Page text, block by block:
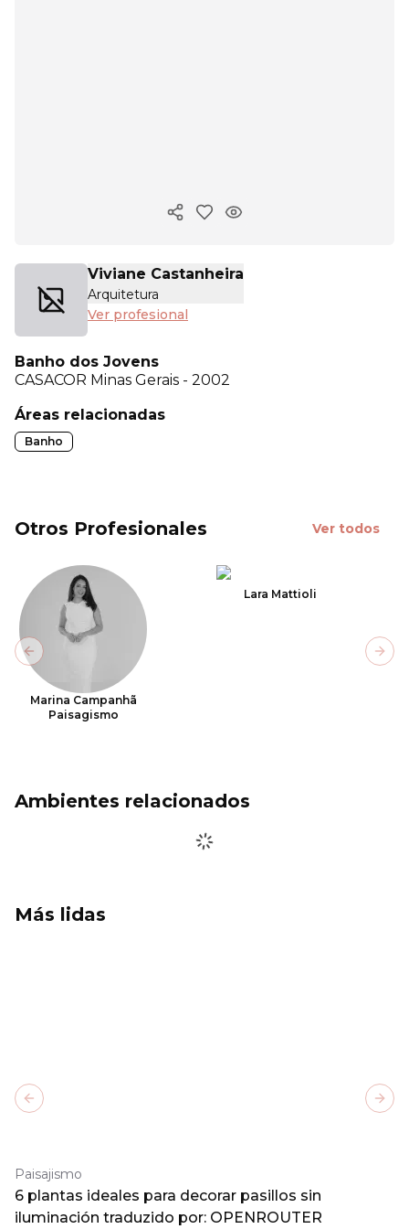
Copiar enlace
Viviane Castanheira
Arquitetura
Ver profesional
Banho dos Jovens
CASACOR Minas Gerais - 2002
Áreas relacionadas
Banho
Otros Profesionales Ver todos
Marina Campanhã
Paisagismo
Lara Mattioli
Previous slide
Ambientes relacionados
Más lidas
Paisajismo
6 plantas ideales para decorar pasillos sin
iluminación traduzido por: OPENROUTER
Previous slide